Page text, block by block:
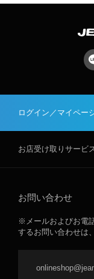
ログイン／マイペー
お店受け取りサービ
お問い合わせ
※メールおよびお電
するお問い合わせは